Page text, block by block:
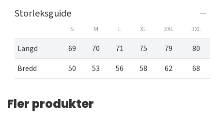
Storleksguide
S M L XL 2XL 3XL
Längd 69 70 71 75 79
80
Bredd
50 53 56 58 62 68
Fler produkter